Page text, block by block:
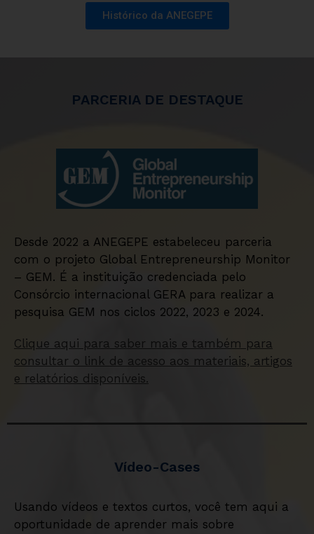
Histórico da ANEGEPE
PARCERIA DE DESTAQUE
Desde 2022 a ANEGEPE estabeleceu parceria
com o projeto Global Entrepreneurship Monitor
– GEM. É a instituição credenciada pelo
Consórcio internacional GERA para realizar a
pesquisa GEM nos ciclos 2022, 2023 e 2024.
Clique aqui para saber mais e também para
consultar o link de acesso aos materiais, artigos
e relatórios disponíveis.
Vídeo-Cases
Usando vídeos e textos curtos, você tem aqui a
oportunidade de aprender mais sobre